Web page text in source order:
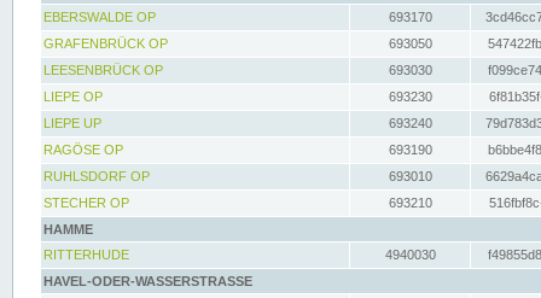
EBERSWALDE OP
693170
GRAFENBRÜCK OP
693050
LEESENBRÜCK OP
693030
LIEPE OP
693230
LIEPE UP
693240
RAGÖSE OP
693190
RUHLSDORF OP
693010
STECHER OP
693210
HAMME
RITTERHUDE
4940030
HAVEL-ODER-WASSERSTRASSE